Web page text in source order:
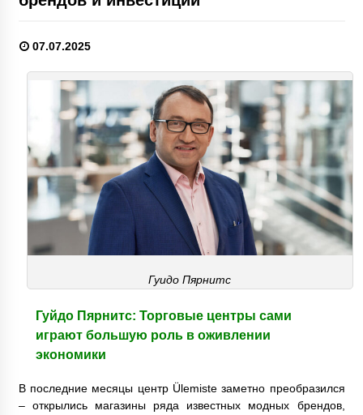
07.07.2025
Гуидо Пярнитс
Гуйдо Пярнитс: Торговые центры сами
играют большую роль в оживлении
экономики
В последние месяцы центр Ülemiste заметно преобразился
– открылись магазины ряда известных модных брендов,